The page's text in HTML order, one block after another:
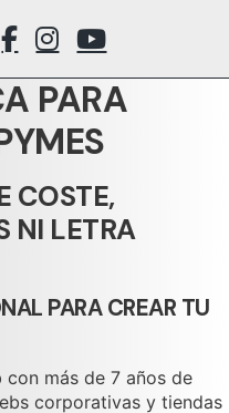
PARA
COSTE,
NI LETRA
PARA CREAR TU
más de 7 años de
corporativas y tiendas